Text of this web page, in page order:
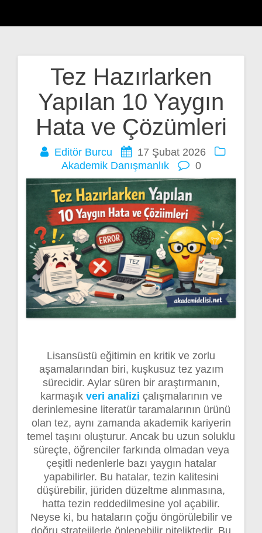
Tez Hazırlarken
Yapılan 10 Yaygın
Hata ve Çözümleri
Editör Burcu
17 Şubat 2026
Akademik Danışmanlık
0
Lisansüstü eğitimin en kritik ve zorlu
aşamalarından biri, kuşkusuz tez yazım
sürecidir. Aylar süren bir araştırmanın,
karmaşık veri analizi çalışmalarının ve
derinlemesine literatür taramalarının ürünü
olan tez, aynı zamanda akademik kariyerin
temel taşını oluşturur. Ancak bu uzun soluklu
süreçte, öğrenciler farkında olmadan veya
çeşitli nedenlerle bazı yaygın hatalar
yapabilirler. Bu hatalar, tezin kalitesini
düşürebilir, jüriden düzeltme alınmasına,
hatta tezin reddedilmesine yol açabilir.
Neyse ki, bu hataların çoğu öngörülebilir ve
Yazı
gezinmesi